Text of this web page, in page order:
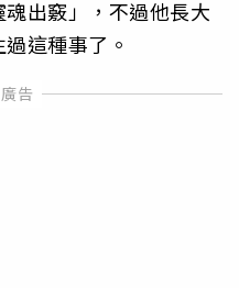
出竅」，不過他長大
這種事了。